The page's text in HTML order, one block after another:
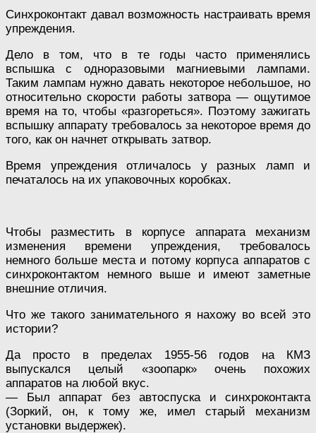
Синхроконтакт давал возможность настраивать время
упреждения.
Дело в том, что в те годы часто применялись
вспышка с одноразовыми магниевыми лампами.
Таким лампам нужно давать некоторое небольшое, но
относительно скорости работы затвора — ощутимое
время на то, чтобы «разгореться». Поэтому зажигать
вспышку аппарату требовалось за некоторое время до
того, как он начнет открывать затвор.
Время упреждения отличалось у разных ламп и
печаталось на их упаковочных коробках.
Чтобы разместить в корпусе аппарата механизм
изменения времени упреждения, требовалось
немного больше места и потому корпуса аппаратов с
синхроконтактом немного выше и имеют заметные
внешние отличия.
Что же такого занимательного я нахожу во всей это
истории?
Да просто в пределах 1955-56 годов на КМЗ
выпускался целый «зоопарк» очень похожих
аппаратов на любой вкус.
— Был аппарат без автоспуска и синхроконтакта
(Зоркий, он, к тому же, имел старый механизм
установки выдержек).